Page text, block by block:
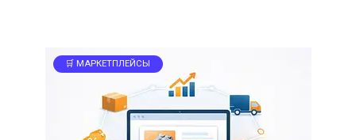
🛒 МАРКЕТПЛЕЙСЫ